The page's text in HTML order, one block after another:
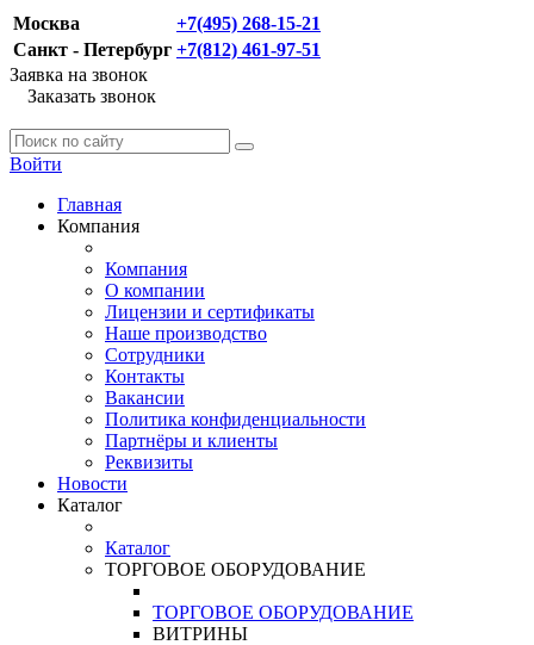
Москва
+7(495) 268-15-21
Санкт - Петербург +7(812) 461-97-51
Заявка на звонок
Заказать звонок
Войти
Главная
Компания
Компания
О компании
Лицензии и сертификаты
Наше производство
Сотрудники
Контакты
Вакансии
Политика конфиденциальности
Партнёры и клиенты
Реквизиты
Новости
Каталог
Каталог
ТОРГОВОЕ ОБОРУДОВАНИЕ
ТОРГОВОЕ ОБОРУДОВАНИЕ
ВИТРИНЫ